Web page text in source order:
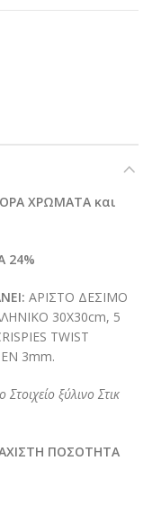
ΧΡΩΜΑΤΑ και
24%
ΑΡΙΣΤΟ ΔΕΣΙΜΟ
30Χ30cm, 5
TWIST
3mm.
ξύλινο Στικ
ΠΟΣΟΤΗΤΑ